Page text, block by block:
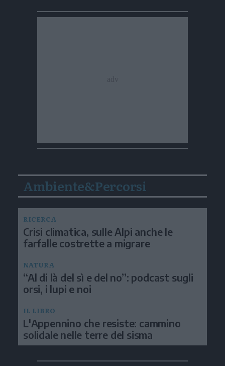
Ambiente&Percorsi
RICERCA
Crisi climatica, sulle Alpi anche le
farfalle costrette a migrare
NATURA
“Al di là del sì e del no”: podcast sugli
orsi, i lupi e noi
IL LIBRO
L'Appennino che resiste: cammino
solidale nelle terre del sisma